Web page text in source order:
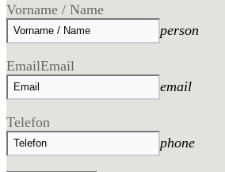
Vorname / Name
person
EmailEmail
email
Telefon
phone